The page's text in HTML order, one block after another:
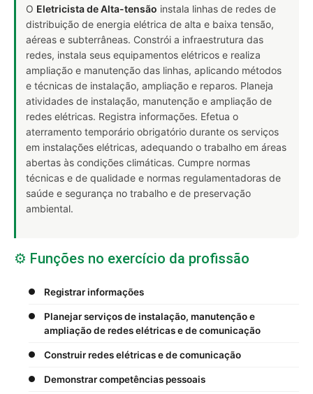
O Eletricista de Alta-tensão instala linhas de redes de
distribuição de energia elétrica de alta e baixa tensão,
aéreas e subterrâneas. Constrói a infraestrutura das
redes, instala seus equipamentos elétricos e realiza
ampliação e manutenção das linhas, aplicando métodos
e técnicas de instalação, ampliação e reparos. Planeja
atividades de instalação, manutenção e ampliação de
redes elétricas. Registra informações. Efetua o
aterramento temporário obrigatório durante os serviços
em instalações elétricas, adequando o trabalho em áreas
abertas às condições climáticas. Cumpre normas
técnicas e de qualidade e normas regulamentadoras de
saúde e segurança no trabalho e de preservação
ambiental.
⚙️ Funções no exercício da profissão
Registrar informações
Planejar serviços de instalação, manutenção e
ampliação de redes elétricas e de comunicação
Construir redes elétricas e de comunicação
Demonstrar competências pessoais